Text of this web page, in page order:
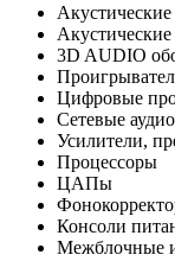
3D AUDIO
Цифровые
Сетевые
Усилители,
Процессоры
ЦАПы
Консоли
Межблочные и